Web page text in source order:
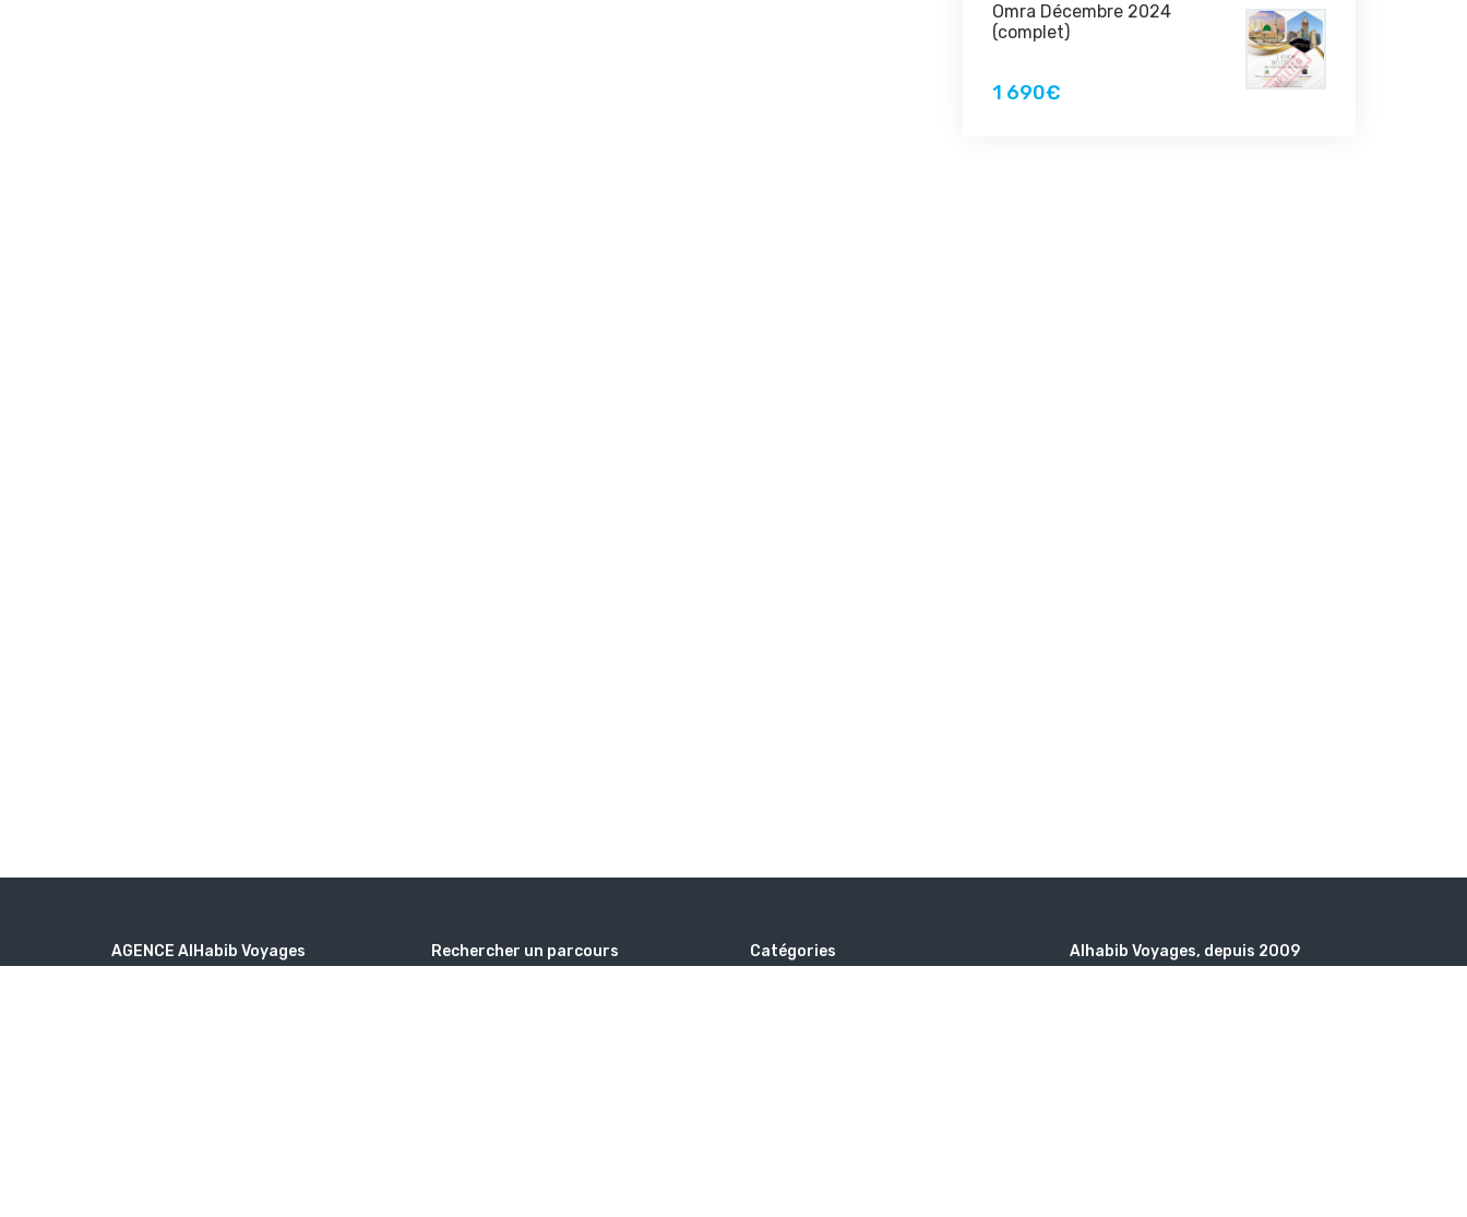
Omra Décembre 2024
(complet)
1 690€
AGENCE AlHabib Voyages Rechercher un parcours Catégories Alhabib Voyages, depuis 2009